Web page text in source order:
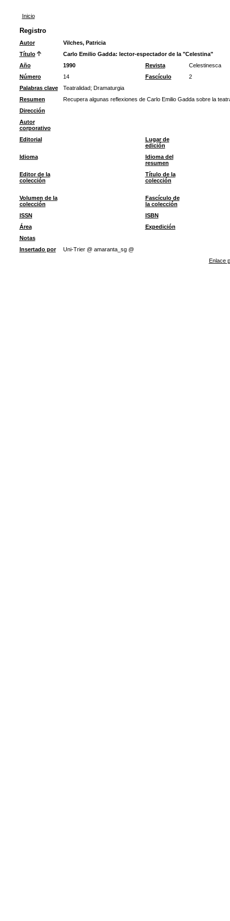
Inicio
Registro
Autor
Vilches, Patricia
Título
Carlo Emilio Gadda: lector-espectador de la "Celestina"
Año
1990 Revista
Celestinesca
Número
14 Fascículo
2
Palabras clave
Teatralidad; Dramaturgia
Resumen
Recupera algunas reflexiones de Carlo Emilio Gadda sobre la
Dirección
Autor
corporativo
Editorial
Lugar de
edición
Idioma
Idioma del
resumen
Editor de la
colección
Título de la
colección
Volumen de la
colección
Fascículo de
la colección
ISSN
ISBN
Área
Expedición
Notas
Insertado por
Uni-Trier @ amaranta_sg @
Enlace